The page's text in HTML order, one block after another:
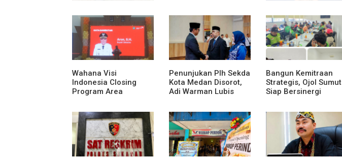
Truk Kontainer Oleng
Tabrak Vario, Warga
Kapuas Meninggal di
Dusun Mak Tampong
Polsek Entikong
Gagalkan Peredaran
Sabu 151,76 Gram di
Perbatasan
Wahana Visi
Indonesia Closing
Program Area
Penunjukan Plh Sekda
Kota Medan Disorot,
Adi Warman Lubis
Sistem Merit
Bangun Kemitraan
Strategis, Ojol Sumut
Siap Bersinergi
Tertib dan Kondusif